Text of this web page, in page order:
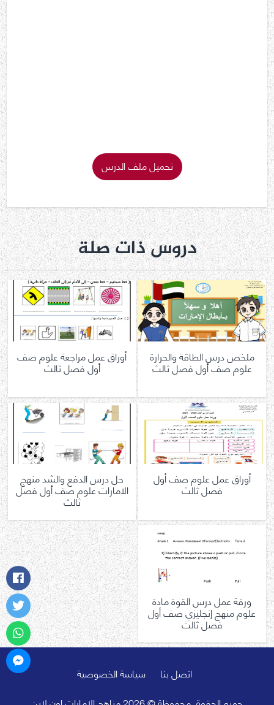
تحميل ملف الدرس
دروس ذات صلة
ملخص درس الطاقة والحرارة
علوم صف أول فصل ثالث
أوراق عمل مراجعة علوم صف
أول فصل ثالث
أوراق عمل علوم صف أول
فصل ثالث
حل درس الدفع والشد منهج
الامارات علوم صف أول فصل
ثالث
ورقة عمل درس القوة مادة
علوم منهج إنجليزي صف أول
فصل ثالث
اتصل بنا
سياسة الخصوصية